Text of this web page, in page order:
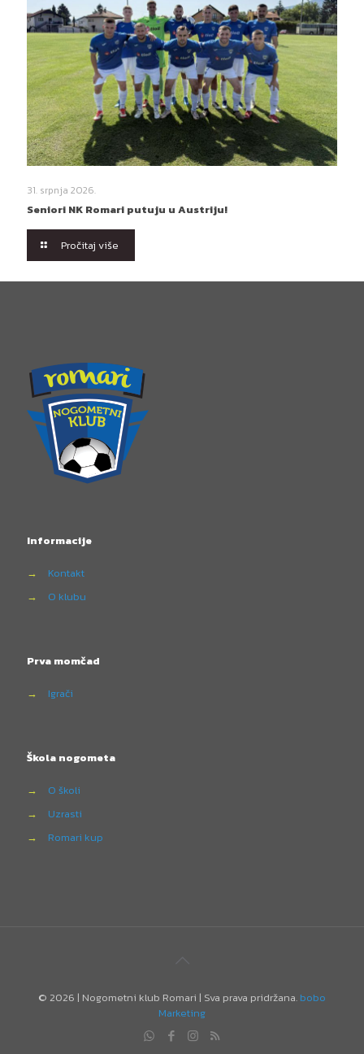
31. srpnja 2026.
Seniori NK Romari putuju u Austriju!
Pročitaj više
Informacije
→
Kontakt
→
O klubu
Prva momčad
→ Igrači
Škola nogometa
→
O školi
→
Uzrasti
→
Romari kup
© 2026 | Nogometni klub Romari | Sva prava pridržana. bobo
Marketing